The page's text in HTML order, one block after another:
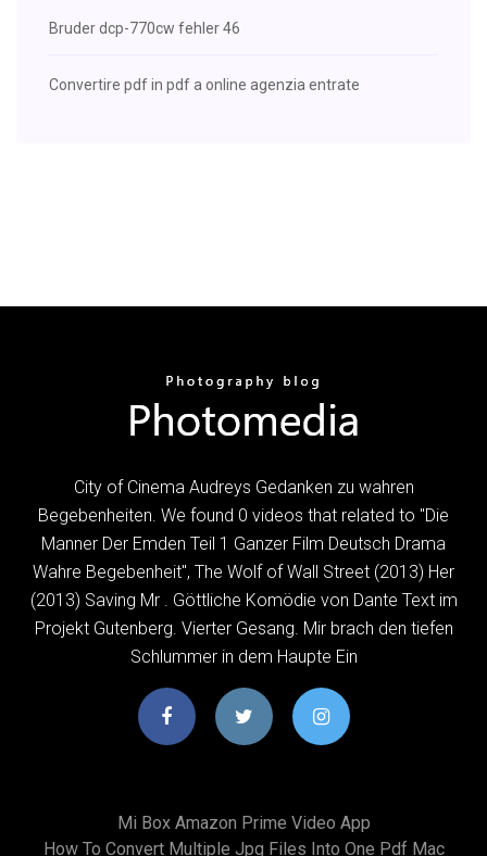
Bruder dcp-770cw fehler 46
Convertire pdf in pdf a online agenzia entrate
City of Cinema Audreys Gedanken zu wahren
Begebenheiten. We found 0 videos that related to "Die
Manner Der Emden Teil 1 Ganzer Film Deutsch Drama
Wahre Begebenheit", The Wolf of Wall Street (2013) Her
(2013) Saving Mr . Göttliche Komödie von Dante Text im
Projekt Gutenberg. Vierter Gesang. Mir brach den tiefen
Schlummer in dem Haupte Ein
Mi Box Amazon Prime Video App
How To Convert Multiple Jpg Files Into One Pdf Mac